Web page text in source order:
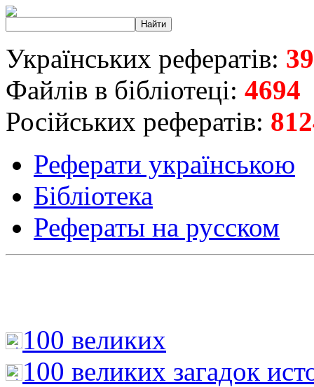
Українських рефератів:
Файлів в бібліотеці: 4694
Російських рефератів:
Реферати українською
Бібліотека
Рефераты на русском
100 великих
100 великих загадок